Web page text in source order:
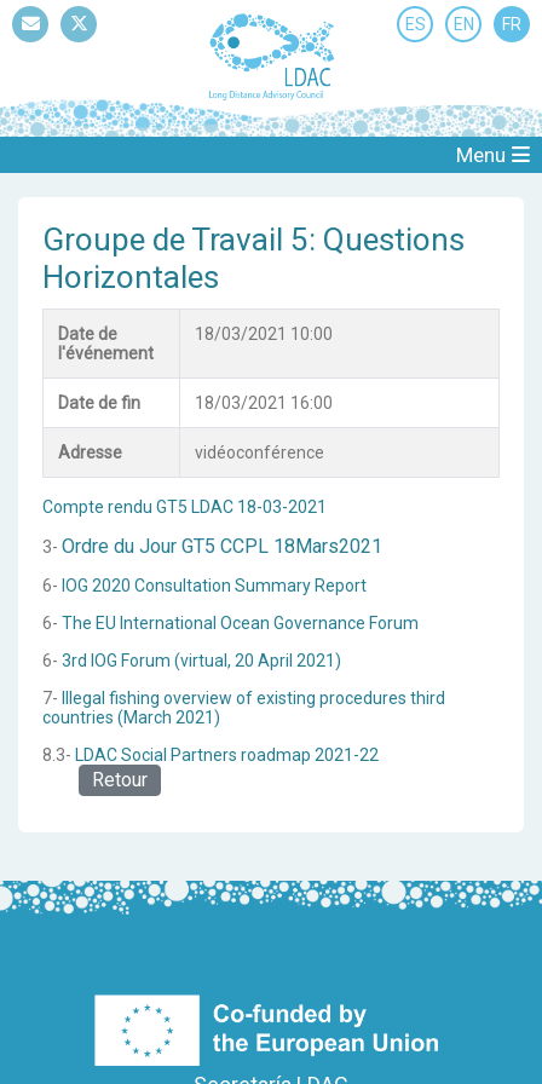
ES EN FR
Menu
Groupe de Travail 5: Questions
Horizontales
Compte rendu GT5 LDAC 18-03-2021
3- Ordre du Jour GT5 CCPL 18Mars2021
6- IOG 2020 Consultation Summary Report
6- The EU International Ocean Governance Forum
6- 3rd IOG Forum (virtual, 20 April 2021)
7-
Illegal fishing overview of existing procedures third
countries (March 2021)
8.3- LDAC Social Partners roadmap 2021-22
Date de
l'événement
18/03/2021 10:00
Date de fin 18/03/2021 16:00
Adresse vidéoconférence
Retour